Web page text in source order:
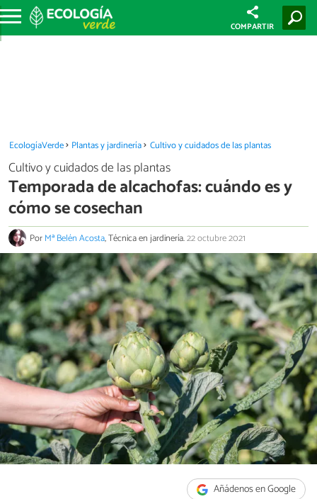
COMPARTIR
EcologíaVerde Plantas y jardinería Cultivo y cuidados de las plantas
Cultivo y cuidados de las plantas
Temporada de alcachofas: cuándo es y
cómo se cosechan
PorMª Belén Acosta, Técnica en jardinería.22 octubre 2021
Añádenos en Google